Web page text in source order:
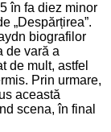
în fa diez minor
„Despărțirea”.
biografilor
de vară a
de mult, astfel
Prin urmare,
această
scena, în final